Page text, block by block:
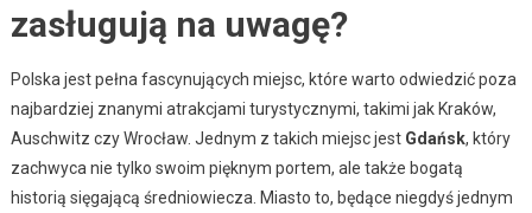
zasługują na uwagę?
Polska jest pełna fascynujących miejsc, które warto odwiedzić poza
najbardziej znanymi atrakcjami turystycznymi, takimi jak Kraków,
Auschwitz czy Wrocław. Jednym z takich miejsc jest Gdańsk, który
zachwyca nie tylko swoim pięknym portem, ale także bogatą
historią sięgającą średniowiecza. Miasto to, będące niegdyś jednym